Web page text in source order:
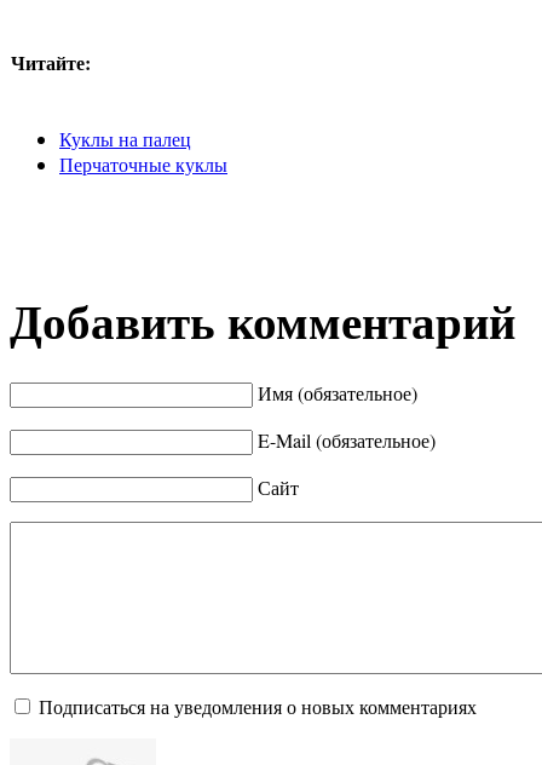
Читайте:
Куклы на палец
Перчаточные куклы
Добавить комментарий
Имя (обязательное)
E-Mail (обязательное)
Сайт
Подписаться на уведомления о новых комментариях